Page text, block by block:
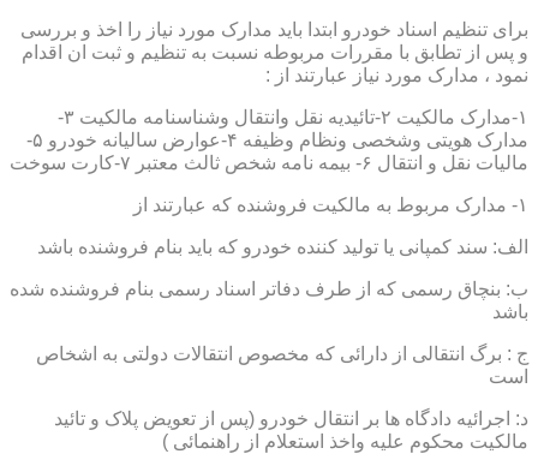
برای تنظیم اسناد خودرو ابتدا باید مدارک مورد نیاز را اخذ و بررسی
و پس از تطابق با مقررات مربوطه نسبت به تنظیم و ثبت ان اقدام
نمود ، مدارک مورد نیاز عبارتند از :
۱-مدارک مالکیت ۲-تائیدیه نقل وانتقال وشناسنامه مالکیت ۳-
مدارک هویتی وشخصی ونظام وظیفه ۴-عوارض سالیانه خودرو ۵-
مالیات نقل و انتقال ۶- بیمه نامه شخص ثالث معتبر ۷-کارت سوخت
۱- مدارک مربوط به مالکیت فروشنده که عبارتند از
الف: سند کمپانی یا تولید کننده خودرو که باید بنام فروشنده باشد
ب: بنچاق رسمی که از طرف دفاتر اسناد رسمی بنام فروشنده شده
باشد
ج : برگ انتقالی از دارائی که مخصوص انتقالات دولتی به اشخاص
است
د: اجرائیه دادگاه ها بر انتقال خودرو (پس از تعویض پلاک و تائید
مالکیت محکوم علیه واخذ استعلام از راهنمائی )